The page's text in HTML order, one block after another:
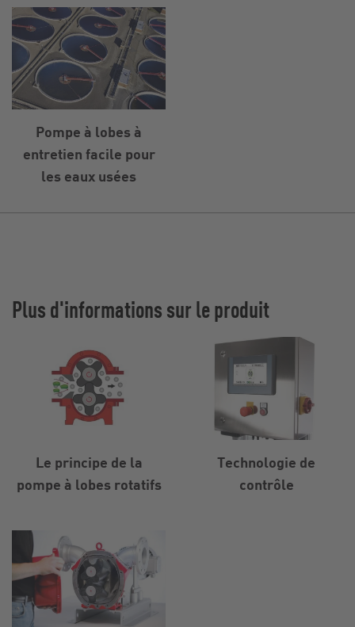
Pompe à lobes à
entretien facile pour
les eaux usées
Plus d'informations sur le produit
Le principe de la
pompe à lobes rotatifs
Technologie de
contrôle